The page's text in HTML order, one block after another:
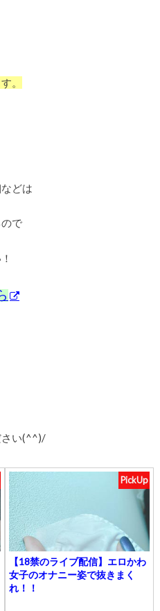
。
どは
で
さい(^^)/
PickUp
【18禁のライブ配信】エロかわ
女子のオナニー姿で抜きまく
れ！！